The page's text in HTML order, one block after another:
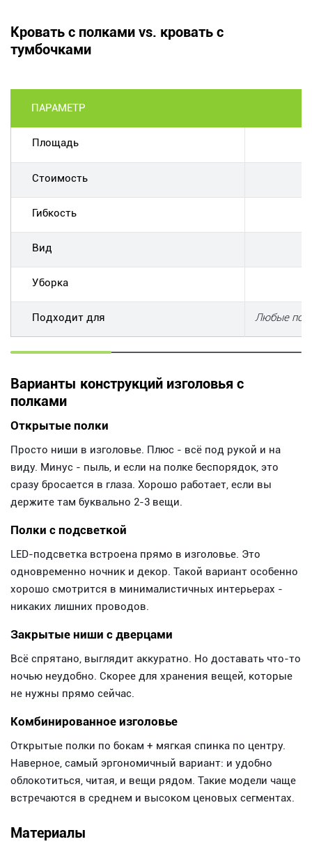
Кровать с полками vs. кровать с
тумбочками
ПАРАМЕТР
Площадь
Стоимость
Гибкость
Вид
Уборка
Подходит для Любые
Варианты конструкций изголовья с
полками
Открытые полки
Просто ниши в изголовье. Плюс - всё под рукой и на
виду. Минус - пыль, и если на полке беспорядок, это
сразу бросается в глаза. Хорошо работает, если вы
держите там буквально 2-3 вещи.
Полки с подсветкой
LED-подсветка встроена прямо в изголовье. Это
одновременно ночник и декор. Такой вариант особенно
хорошо смотрится в минималистичных интерьерах -
никаких лишних проводов.
Закрытые ниши с дверцами
Всё спрятано, выглядит аккуратно. Но доставать что-то
ночью неудобно. Скорее для хранения вещей, которые
не нужны прямо сейчас.
Комбинированное изголовье
Открытые полки по бокам + мягкая спинка по центру.
Наверное, самый эргономичный вариант: и удобно
облокотиться, читая, и вещи рядом. Такие модели чаще
встречаются в среднем и высоком ценовых сегментах.
Материалы